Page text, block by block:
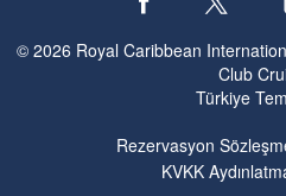
© 2026 Royal Caribbean
Club
Türkiye
Rezervasyon
KVKK